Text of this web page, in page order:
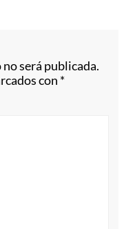
será publicada.
con *